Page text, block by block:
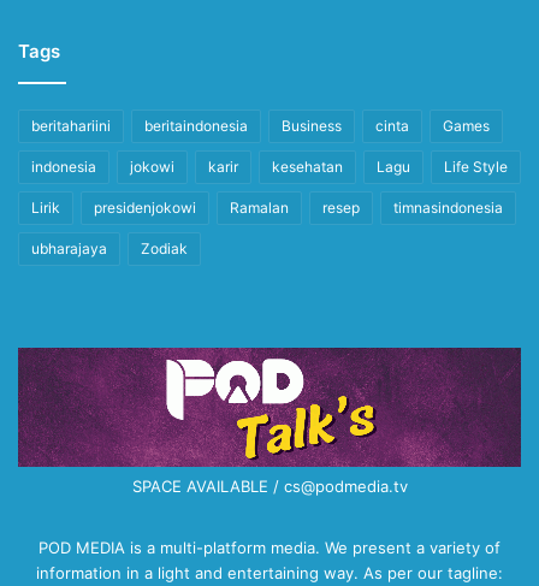
Tags
beritahariini beritaindonesia Business cinta Games
indonesia jokowi karir kesehatan Lagu Life Style
Lirik presidenjokowi Ramalan resep timnasindonesia
ubharajaya Zodiak
SPACE AVAILABLE / cs@podmedia.tv
POD MEDIA is a multi-platform media. We present a variety of
information in a light and entertaining way. As per our tagline: